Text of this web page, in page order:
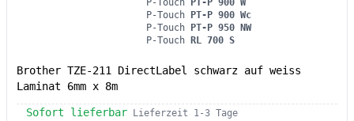
P-Touch PT-P 900 W
P-Touch PT-P 900 Wc
P-Touch PT-P 950 NW
P-Touch RL 700 S
Brother TZE-211 DirectLabel schwarz auf weiss
Laminat 6mm x 8m
Sofort lieferbar Lieferzeit 1-3 Tage